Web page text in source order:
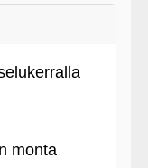
monta